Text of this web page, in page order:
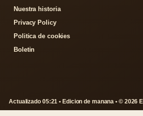
Nuestra historia
Privacy Policy
Politica de cookies
Boletin
Actualizado 05:21 • Edicion de manana • © 2026